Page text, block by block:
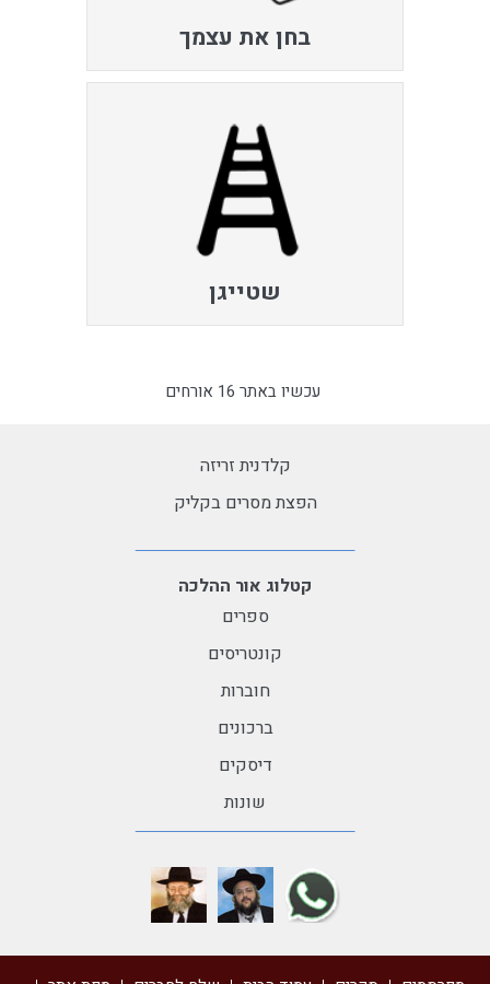
בחן את עצמך
שטייגן
עכשיו באתר 16 אורחים
קלדנית זריזה
הפצת מסרים בקליק
קטלוג אור ההלכה
ספרים
קונטריסים
חוברות
ברכונים
דיסקים
שונות